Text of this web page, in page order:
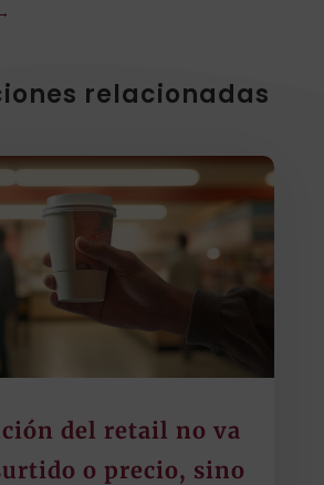
relacionadas
del retail no va
o precio, sino